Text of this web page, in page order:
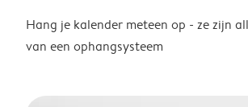
Hang je kalender meteen op - ze zijn
van een ophangsysteem